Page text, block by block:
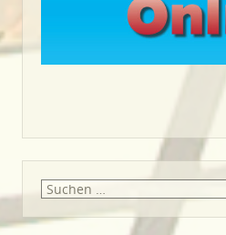
Suche